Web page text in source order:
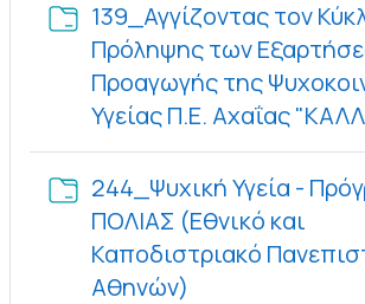
139_Αγγίζοντας τον
Πρόληψης των
Προαγωγής της
Υγείας Π.Ε. Αχαΐας
244_Ψυχική Υγεία -
ΠΟΛΙΑΣ (Εθνικό και
Καποδιστριακό
Αθηνών)